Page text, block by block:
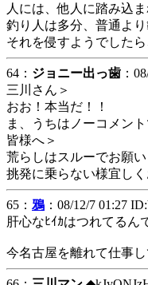
人には、他人に踏み込
釣り人は多分、普通よ
それを侵すようでした
64： ジョニー出っ歯 ：
三川さん＞
おお！本当だ！！
ま、うちはノーコメント
皆様へ＞
荒らしはスルーでお願
挑発に乗らない様宜しく
65： 鴉 ：08/12/7 01:27
肝心なﾋｲｶはつれてるん
今名古屋を離れて仕事